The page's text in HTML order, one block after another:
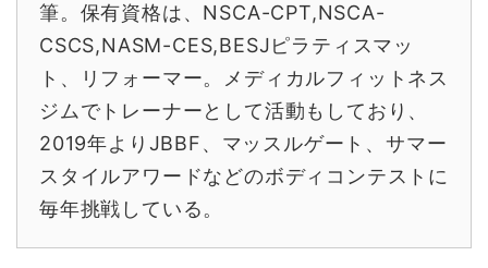
筆。保有資格は、NSCA-CPT,NSCA-
CSCS,NASM-CES,BESJピラティスマッ
ト、リフォーマー。メディカルフィットネス
ジムでトレーナーとして活動もしており、
2019年よりJBBF、マッスルゲート、サマー
スタイルアワードなどのボディコンテストに
毎年挑戦している。